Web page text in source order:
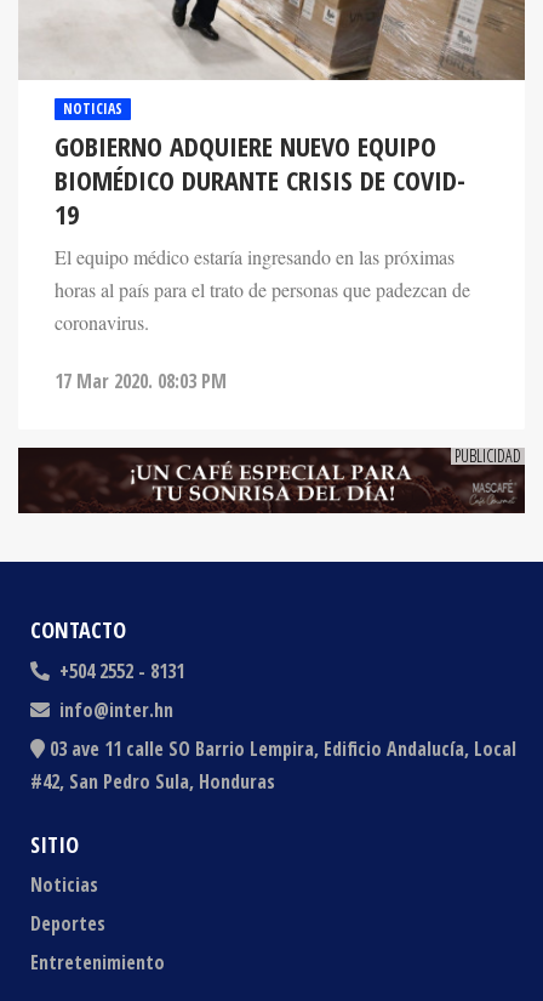
GOBIERNO ADQUIERE NUEVO EQUIPO
BIOMÉDICO DURANTE CRISIS DE COVID-
19
El equipo médico estaría ingresando en las próximas
horas al país para el trato de personas que padezcan de
coronavirus.
CONTACTO
+504 2552 - 8131
info@inter.hn
03 ave 11 calle SO Barrio Lempira, Edificio Andalucía, Local
#42, San Pedro Sula, Honduras
SITIO
Noticias
Deportes
Entretenimiento